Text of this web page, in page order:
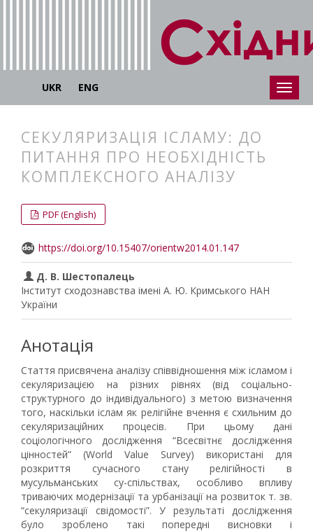
UKR ENG
СЕКУЛЯРИЗАЦІЯ ІСЛАМУ: ДО
ПИТАННЯ ПРО НЕОБХІДНІСТЬ
КОМПЛЕКСНОГО АНАЛІЗУ
PDF (English)
https://doi.org/10.15407/orientw2014.01.147
Д. В. Шестопалець
Інститут сходознавства імені А. Ю. Кримського НАН
України
Анотація
Стаття присвячена аналізу співвідношення між ісламом і
секуляризацією на різних рівнях (від соціально-
структурного до індивідуального) з метою визначення
того, наскільки іслам як релігійне вчення є схильним до
секуляризаційних процесів. При цьому дані
соціологічного дослідження “Всесвітнє дослідження
цінностей” (World Value Survey) використані для
розкриття сучасного стану релігійності в
мусульманських су-спільствах, особливо впливу
триваючих модернізації та урбанізації на розвиток т. зв.
“секуляризації свідомості”. У результаті дослідження
було зроблено такі попередні висновки і